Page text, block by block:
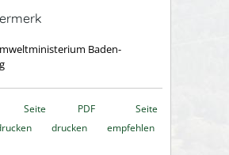
Baden-
Seite
PDF
drucken
Seite
empfehlen